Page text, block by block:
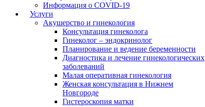
Информация о COVID-19
Услуги
Акушерство и гинекология
Консультация гинеколога
Гинеколог – эндокринолог
Планирование и ведение беременности
Диагностика и лечение гинекологических
заболеваний
Малая оперативная гинекология
Женская консультация в Нижнем
Новгороде
Гистероскопия матки